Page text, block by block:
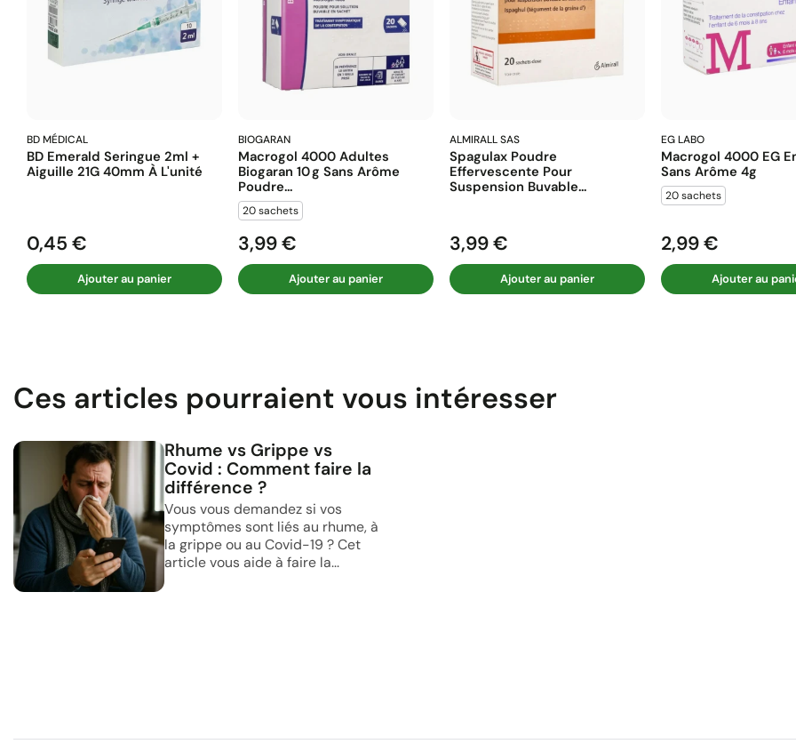
BD MÉDICAL
BD Emerald Seringue 2ml +
Aiguille 21G 40mm À L'unité
Prix
0,45 €
Ajouter au panier
BIOGARAN
Macrogol 4000 Adultes
Biogaran 10 G Sans Arôme
Poudre...
20 sachets
Prix
3,99 €
Ajouter au panier
ALMIRALL SAS
Spagulax Poudre
Effervescente Pour
Suspension Buvable...
Prix
3,99 €
Ajouter au panier
EG LABO
Macrogol 4000 EG
Sans Arôme 4g
20 sachets
Prix
2,99 €
Ajouter au
Ces articles pourraient vous intéresser
Rhume vs Grippe vs
Covid : Comment faire la
différence ?
Vous vous demandez si vos
symptômes sont liés au rhume, à
la grippe ou au Covid-19 ? Cet
article vous aide à faire la...